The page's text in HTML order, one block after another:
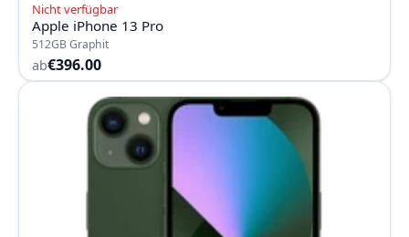
Nicht verfügbar
Apple iPhone 13 Pro
512GB Graphit
ab€396.00